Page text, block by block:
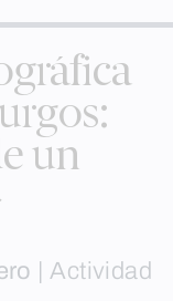
un
|Actividad